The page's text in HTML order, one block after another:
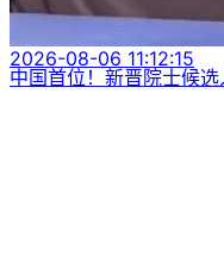
2026-08-06 11:12:15
中国首位！新晋院士候